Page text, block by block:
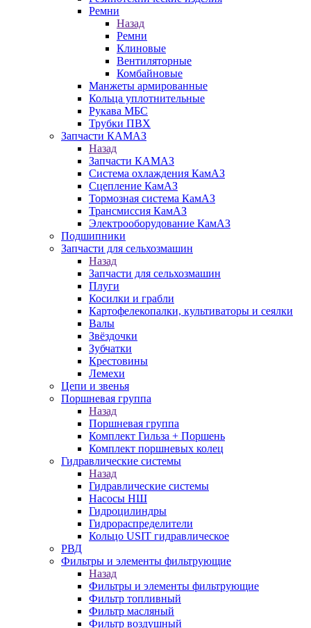
Ремни
Назад
Ремни
Клиновые
Вентиляторные
Комбайновые
Манжеты армированные
Кольца уплотнительные
Рукава МБС
Трубки ПВХ
Запчасти КАМАЗ
Назад
Запчасти КАМАЗ
Система охлаждения КамАЗ
Сцепление КамАЗ
Тормозная система КамАЗ
Трансмиссия КамАЗ
Электрооборудование КамАЗ
Подшипники
Запчасти для сельхозмашин
Назад
Запчасти для сельхозмашин
Плуги
Косилки и грабли
Картофелекопалки, культиваторы и сеялки
Валы
Звёздочки
Зубчатки
Крестовины
Лемехи
Цепи и звенья
Поршневая группа
Назад
Поршневая группа
Комплект Гильза + Поршень
Комплект поршневых колец
Гидравлические системы
Назад
Гидравлические системы
Насосы НШ
Гидроцилиндры
Гидрораспределители
Кольцо USIT гидравлическое
РВД
Фильтры и элементы фильтрующие
Назад
Фильтры и элементы фильтрующие
Фильтр топливный
Фильтр масляный
Фильтр воздушный